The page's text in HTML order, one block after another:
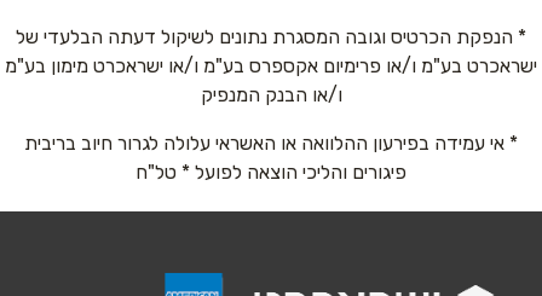
אנא חזרו אלי בקשר ל...
* הנפקת הכרטיס וגובה המסגרת נתונים לשיקול דעתה הבלעדי של
ישראכרט בע"מ ו/או פרימיום אקספרס בע"מ ו/או ישראכרט מימון בע"מ
ו/או הבנק המנפיק
* אי עמידה בפירעון ההלוואה או האשראי עלולה לגרור חיוב בריבית
פיגורים והליכי הוצאה לפועל * טל"ח